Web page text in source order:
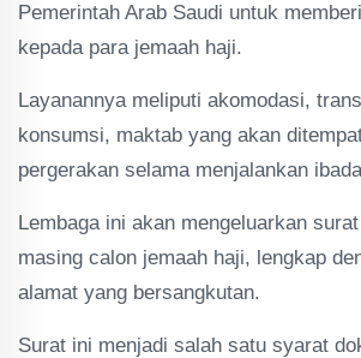
Pemerintah Arab Saudi untuk
kepada para jemaah haji.
Layanannya meliputi akomodasi,
konsumsi, maktab yang akan
pergerakan selama menjalankan
Lembaga ini akan mengeluarkan
masing calon jemaah haji, lengkap
alamat yang bersangkutan.
Surat ini menjadi salah satu syarat